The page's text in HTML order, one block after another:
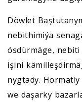
Döwlet
nebithimiýa
ösdürmäge,
işini
nygtady.
we daşarky